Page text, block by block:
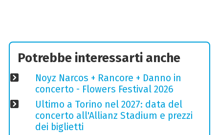
Potrebbe interessarti anche
Noyz Narcos + Rancore + Danno in
concerto - Flowers Festival 2026
Ultimo a Torino nel 2027: data del
concerto all'Allianz Stadium e prezzi
dei biglietti